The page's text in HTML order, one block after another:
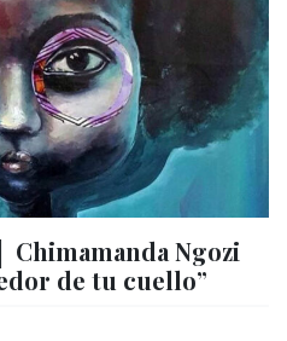
Chimamanda Ngozi
de tu cuello”